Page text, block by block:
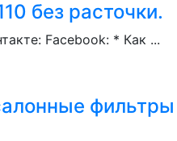
без расточки.
Facebook: * Как ...
фильтры